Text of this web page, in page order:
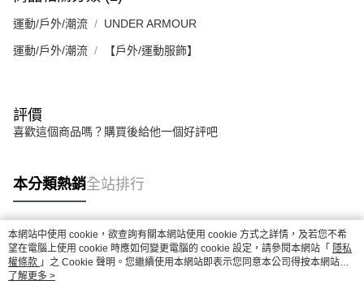
運動/戶外/潮流 UNDER ARMOUR
運動/戶外/潮流 【戶外/運動服飾】
評價
喜歡這個商品嗎？購買後給他一個好評吧
本分類熱銷全站排行
熱門標籤
本網站中使用 cookie，欲查詢有關本網站使用 cookie 方式之詳情，及若您不希
望在電腦上使用 cookie 時應如何變更電腦的 cookie 設定，請參閱本網站「 隱私
權條款 」之 Cookie 聲明。您繼續使用本網站即表示您同意本公司得按本網站使
用條款之 Cookie 聲明使用 cookie。
了解更多 >